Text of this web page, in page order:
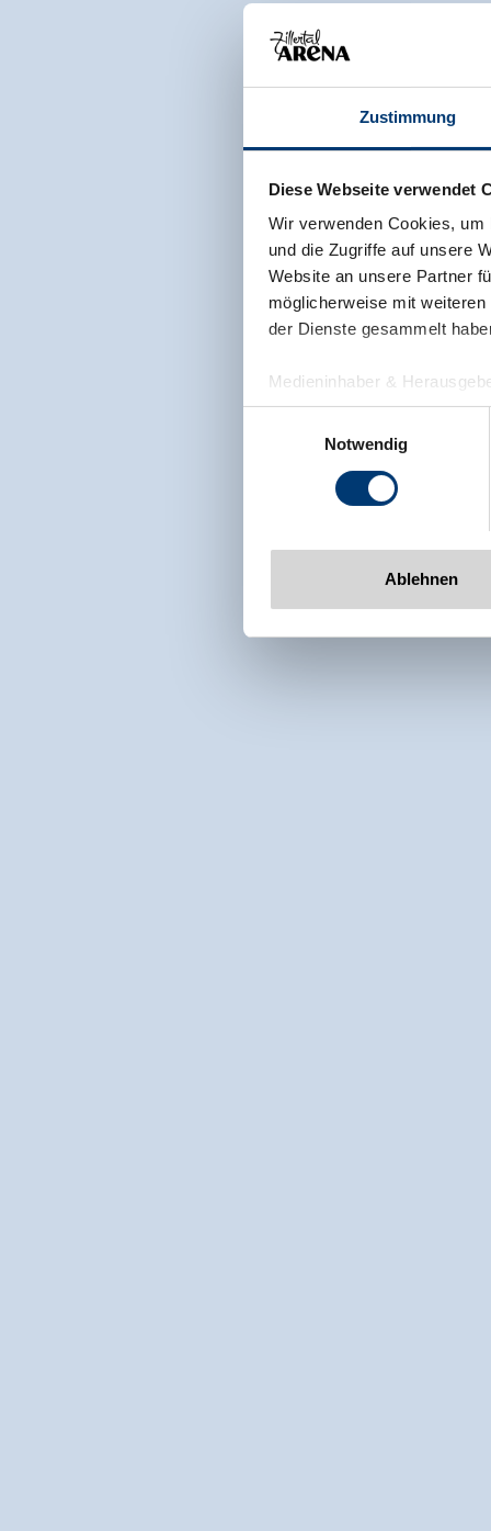
Zustimmung
Diese Webseite verwendet
Wir verwenden Cookies,
und die Zugriffe auf unsere
Website an unsere Partner
möglicherweise mit
der Dienste gesammelt
Medieninhaber &
Zeller Bergbahnen Zillertal
Rohr 23// A-6280 Zell am Ziller
www.zillertalarena.com
Notwendig
Ablehnen